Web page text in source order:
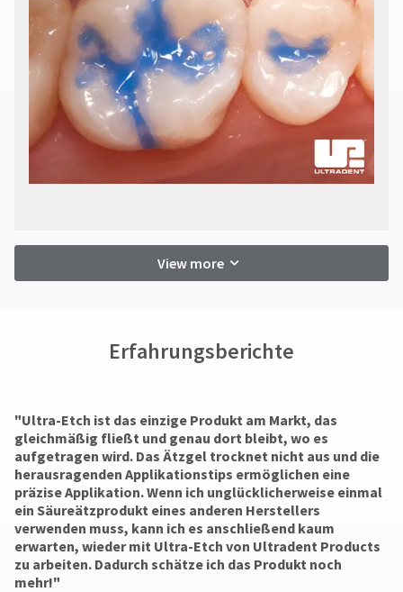
View more
Erfahrungsberichte
"Ultra-Etch ist das einzige Produkt am Markt, das
gleichmäßig fließt und genau dort bleibt, wo es
aufgetragen wird. Das Ätzgel trocknet nicht aus und die
herausragenden Applikationstips ermöglichen eine
präzise Applikation. Wenn ich unglücklicherweise einmal
ein Säureätzprodukt eines anderen Herstellers
verwenden muss, kann ich es anschließend kaum
erwarten, wieder mit Ultra-Etch von Ultradent Products
zu arbeiten. Dadurch schätze ich das Produkt noch
mehr!"